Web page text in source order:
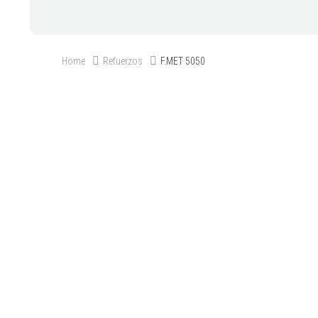
Home Refuerzos F.MET 5050